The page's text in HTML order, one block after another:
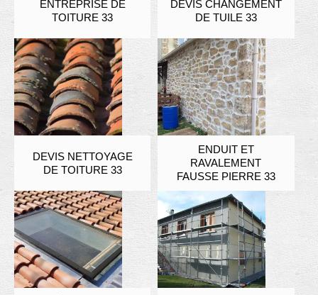
ENTREPRISE DE
TOITURE 33
DEVIS CHANGEMENT
DE TUILE 33
DEVIS NETTOYAGE
DE TOITURE 33
ENDUIT ET
RAVALEMENT
FAUSSE PIERRE 33